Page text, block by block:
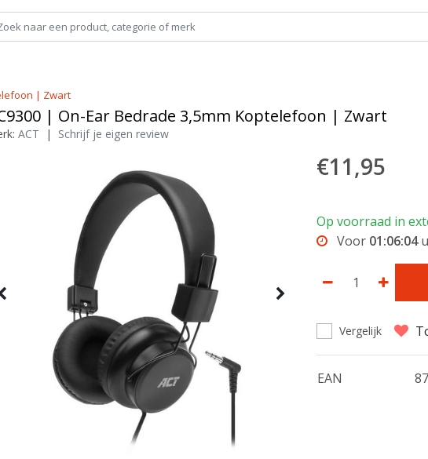
| Zwart
| On-Ear Bedrade 3,5mm Koptelefoon | Zwart
ACT | Schrijf je eigen review
€11,95
Op voorraad in
Voor 01:06:03
Vergelijk
EAN